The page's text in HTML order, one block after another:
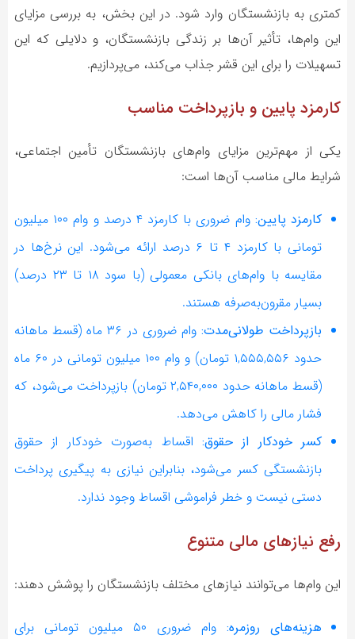
کمتری به بازنشستگان وارد شود. در این بخش، به بررسی مزایای
این وام‌ها، تأثیر آن‌ها بر زندگی بازنشستگان، و دلایلی که این
تسهیلات را برای این قشر جذاب می‌کند، می‌پردازیم.
کارمزد پایین و بازپرداخت مناسب
یکی از مهم‌ترین مزایای وام‌های بازنشستگان تأمین اجتماعی،
شرایط مالی مناسب آن‌ها است:
کارمزد پایین:
وام ضروری با کارمزد ۴ درصد و وام ۱۰۰ میلیون
تومانی با کارمزد ۴ تا ۶ درصد ارائه می‌شود. این نرخ‌ها در
مقایسه با وام‌های بانکی معمولی (با سود ۱۸ تا ۲۳ درصد)
بسیار مقرون‌به‌صرفه هستند.
بازپرداخت طولانی‌مدت:
وام ضروری در ۳۶ ماه (قسط ماهانه
حدود ۱,۵۵۵,۵۵۶ تومان) و وام ۱۰۰ میلیون تومانی در ۶۰ ماه
(قسط ماهانه حدود ۲,۵۴۰,۰۰۰ تومان) بازپرداخت می‌شود، که
فشار مالی را کاهش می‌دهد.
کسر خودکار از حقوق: اقساط به‌صورت خودکار از حقوق
بازنشستگی کسر می‌شود، بنابراین نیازی به پیگیری پرداخت
دستی نیست و خطر فراموشی اقساط وجود ندارد.
رفع نیازهای مالی متنوع
این وام‌ها می‌توانند نیازهای مختلف بازنشستگان را پوشش دهند:
هزینه‌های روزمره:
وام ضروری ۵۰ میلیون تومانی برای